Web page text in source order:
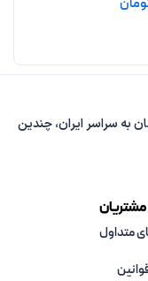
| ارسال از اصفهان به سراسر ایران، چندین
متداول